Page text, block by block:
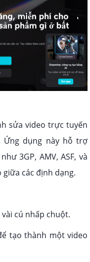
sửa video trực tuyến
Ứng dụng này hỗ trợ
3GP, AMV, ASF, và
các định dạng.
cú nhấp chuột.
tạo thành một video